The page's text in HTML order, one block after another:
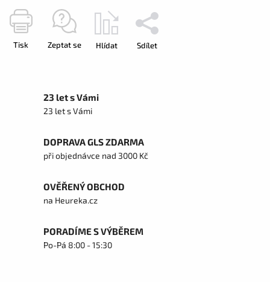
Tisk Zeptat se Hlídat Sdílet
23 let s Vámi
23 let s Vámi
DOPRAVA GLS ZDARMA
při objednávce nad 3000 Kč
OVĚŘENÝ OBCHOD
na Heureka.cz
PORADÍME S VÝBĚREM
Po-Pá 8:00 - 15:30